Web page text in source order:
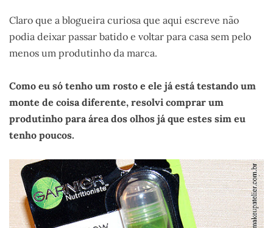
Claro que a blogueira curiosa que aqui escreve não
podia deixar passar batido e voltar para casa sem pelo
menos um produtinho da marca.
Como eu só tenho um rosto e ele já está testando um
monte de coisa diferente, resolvi comprar um
produtinho para área dos olhos já que estes sim eu
tenho poucos.